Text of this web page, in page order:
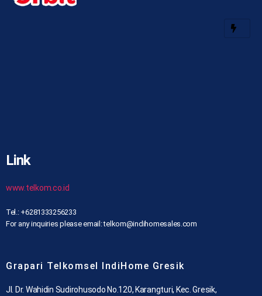
Link
www.telkom.co.id
Tel.: +6281333256233
For any inquiries please email: telkom@indihomesales.com
Grapari Telkomsel IndiHome Gresik
Jl. Dr. Wahidin Sudirohusodo No.120, Karangturi, Kec. Gresik,